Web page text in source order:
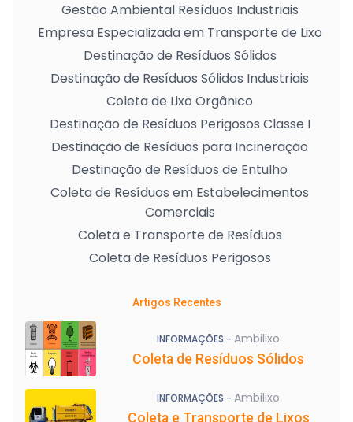
Gestão Ambiental Resíduos Industriais
Empresa Especializada em Transporte de Lixo
Destinação de Resíduos Sólidos
Destinação de Resíduos Sólidos Industriais
Coleta de Lixo Orgânico
Destinação de Resíduos Perigosos Classe I
Destinação de Resíduos para Incineração
Destinação de Resíduos de Entulho
Coleta de Resíduos em Estabelecimentos
Comerciais
Coleta e Transporte de Resíduos
Coleta de Resíduos Perigosos
Artigos Recentes
INFORMAÇÕES - Ambilixo
Coleta de Resíduos Sólidos
INFORMAÇÕES - Ambilixo
Coleta e Transporte de Lixos